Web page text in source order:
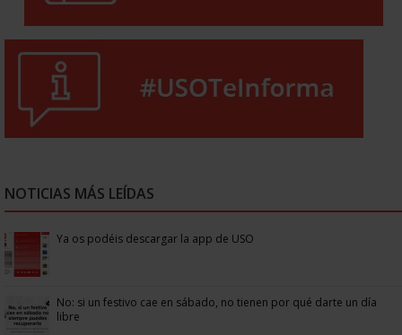
NOTICIAS MÁS LEÍDAS
Ya os podéis descargar la app de USO
No: si un festivo cae en sábado, no tienen por qué darte un día
libre